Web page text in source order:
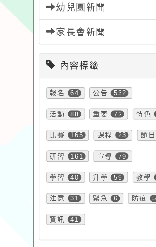
幼兒園新聞
家長會新聞
內容標籤
報名 64 公告 532
活動 88 重要 72 特色
比賽 165 課程 23 節日
研習 161 宣導 79
學習 40 升學 59 教學
注意 31 緊急 6 防疫 5
資訊 41